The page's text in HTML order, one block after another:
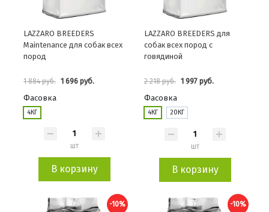
LAZZARO BREEDERS
Maintenance для собак всех
пород
1 884 руб. 1 696 руб.
Фасовка
4КГ
шт
В корзину
LAZZARO BREEDERS для
собак всех пород с
говядиной
2 218 руб. 1 997 руб.
Фасовка
4КГ 20КГ
шт
В корзину
-10% -10%